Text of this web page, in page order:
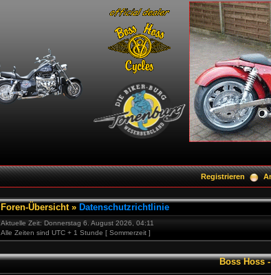
Registrieren
Foren-Übersicht» Datenschutzrichtlinie
Aktuelle Zeit: Donnerstag 6. August 2026, 04:11
Alle Zeiten sind UTC + 1 Stunde [ Sommerzeit ]
Boss Hoss